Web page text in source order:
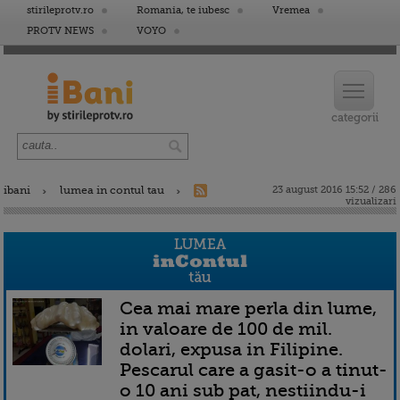
stirileprotv.ro Romania, te iubesc
Vremea
PROTV NEWS
VOYO
ibani lumea in contul tau
23 august 2016 15:52 / 286
vizualizari
Cea mai mare perla din lume,
in valoare de 100 de mil.
dolari, expusa in Filipine.
Pescarul care a gasit-o a tinut-
o 10 ani sub pat, nestiindu-i